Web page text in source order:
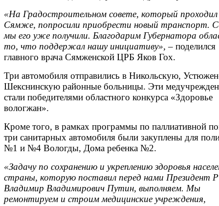
«На Градостроительном совете, который проходил
Сямже, попросили приобрести новый транспорт.
мы его уже получили. Благодарим Губернатора
то, что поддержал нашу инициативу», –
главного врача Сямженской ЦРБ Яков Гох.
Три автомобиля отправились в Никольскую,
Шекснинскую районные больницы. Эти
стали победителями областного конкурса «Здоровье
вологжан».
Кроме того, в рамках программы по паллиативной
три санитарных автомобиля были закуплены для
№1 и №4 Вологды, Дома ребенка №2.
«Задачу по сохранению и укреплению здоровья
страны, которую поставил перед нами Президент
Владимир Владимирович Путин, выполняем. Мы
ремонтируем и строим медицинские учреждения,